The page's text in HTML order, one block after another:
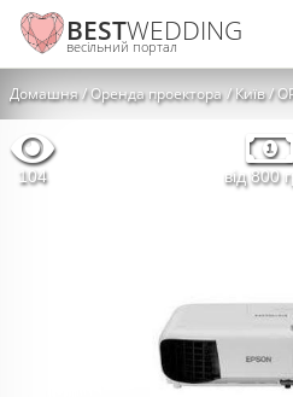
BESTWEDDING
весільний портал
Домашня Оренда проектора Київ
104 від 800